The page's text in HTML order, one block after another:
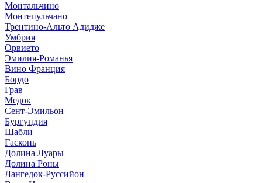
Монтальчино
Монтепульчано
Трентино-Альто Адидже
Умбрия
Орвието
Эмилия-Романья
Вино Франция
Бордо
Грав
Медок
Сент-Эмильон
Бургундия
Шабли
Гасконь
Долина Луары
Долина Роны
Лангедок-Руссийон